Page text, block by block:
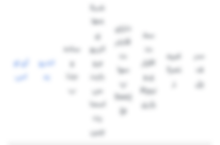
سی
ف
پل
غیرم
تمرک
سخ
ت
افزار
ی و
نرم‌اف
زاری
دارای
قابلی
ت
سوا
پ
(Swa
p)
شبک
ه‌ها
ی
اتریو
م و
باینن
س
اسما
رت
چین
ساده
و
جذا
ب
اندرو
ید
آی او
اس